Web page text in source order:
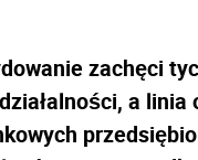
zachęci
a